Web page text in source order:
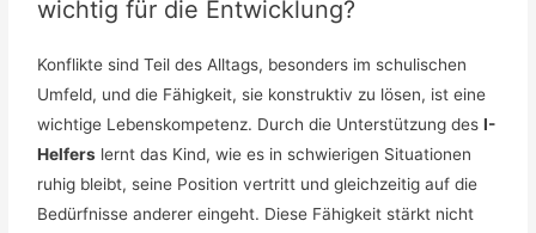
wichtig für die Entwicklung?
Konflikte sind Teil des Alltags, besonders im schulischen
Umfeld, und die Fähigkeit, sie konstruktiv zu lösen, ist eine
wichtige Lebenskompetenz. Durch die Unterstützung desI-
Helfers lernt das Kind, wie es in schwierigen Situationen
ruhig bleibt, seine Position vertritt und gleichzeitig auf die
Bedürfnisse anderer eingeht. Diese Fähigkeit stärkt nicht